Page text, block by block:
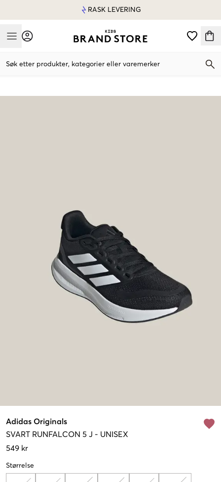
RASK LEVERING
Mobile Menu
Søk etter produkter, kategorier eller varemerker
Adidas Originals
SVART RUNFALCON 5 J - UNISEX
549 kr
Størrelse